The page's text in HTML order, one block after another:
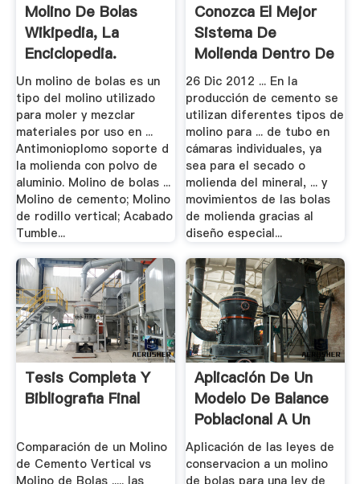
Molino De Bolas
Wikipedia, La
Enciclopedia.
Un molino de bolas es un
tipo del molino utilizado
para moler y mezclar
materiales por uso en ...
Antimonioplomo soporte d
la molienda con polvo de
aluminio. Molino de bolas ...
Molino de cemento; Molino
de rodillo vertical; Acabado
Tumble...
Conozca El Mejor
Sistema De
Molienda Dentro De
La.
26 Dic 2012 ... En la
producción de cemento se
utilizan diferentes tipos de
molino para ... de tubo en
cámaras individuales, ya
sea para el secado o
molienda del mineral, ... y
movimientos de las bolas
de molienda gracias al
diseño especial...
Tesis Completa Y
Bibliografia Final
Comparación de un Molino
de Cemento Vertical vs
Aplicación De Un
Modelo De Balance
Poblacional A Un
Molino.
Aplicación de las leyes de
conservacion a un molino